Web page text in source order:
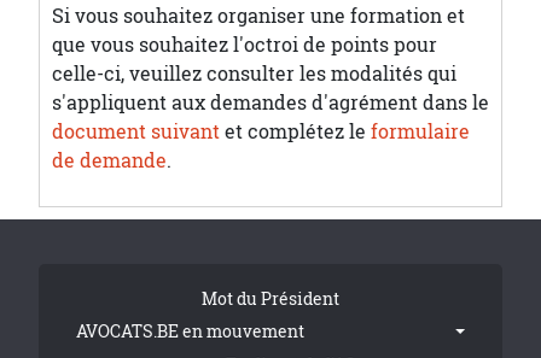
Si vous souhaitez organiser une formation et
que vous souhaitez l'octroi de points pour
celle-ci, veuillez consulter les modalités qui
s'appliquent aux demandes d'agrément dans le
document suivantet complétez le formulaire
de demande.
Tribune FooterMot du Président
AVOCATS.BE en mouvement